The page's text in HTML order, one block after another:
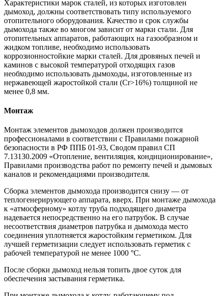
Характеристики марок сталей, из которых изготовлен
дымоход, должны соответствовать типу используемого
отопительного оборудования. Качество и срок службы
дымохода также во многом зависит от марки стали. Для
отопительных аппаратов, работающих на газообразном и
жидком топливе, необходимо использовать
коррозионностойкие марки сталей. Для дровяных печей и
каминов с высокой температурой отходящих газов
необходимо использовать дымоходы, изготовленные из
нержавеющей жаростойкой стали (Cr>16%) толщиной не
менее 0,8 мм.
Монтаж
Монтаж элементов дымоходов должен производится
профессионалами в соответствии с Правилами пожарной
безопасности в РФ ППБ 01-93, Сводом правил СП
7.13130.2009 «Отопление, вентиляция, кондиционирование»,
Правилами производства работ по ремонту печей и дымовых
каналов и рекомендациями производителя.
Сборка элементов дымохода производится снизу — от
теплогенерирующего аппарата, вверх. При монтаже дымохода
к «атмосферному» котлу труба подходящего диаметра
надевается непосредственно на его патрубок. В случае
несоответствия диаметров патрубка и дымохода место
соединения уплотняется жаростойким герметиком. Для
лучшей герметизации следует использовать герметик с
рабочей температурой не менее 1000 °С.
После сборки дымоход нельзя топить двое суток для
обеспечения застывания герметика.